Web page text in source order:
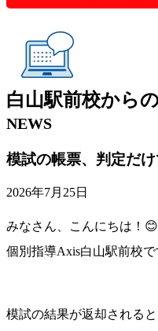
白山駅前校からの
NEWS
模試の帳票、判定だ
2026年7月25日
みなさん、こんにちは！😊
個別指導Axis白山駅前校で
模試の結果が返却される